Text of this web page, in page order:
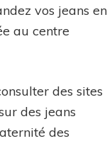
vos jeans en
au centre
des sites
des jeans
des